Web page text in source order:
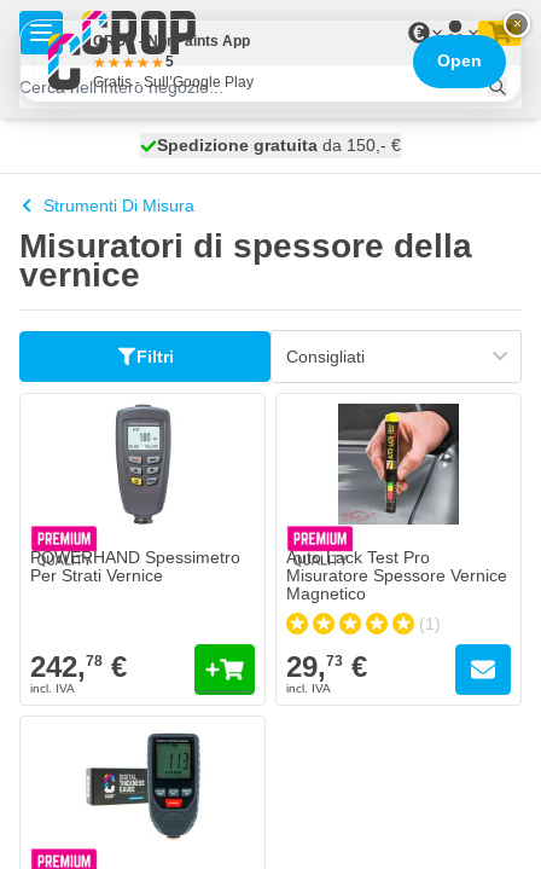
Salta al contenuto
€
spedito domani
Spedizione gratuita da 150,- €
100 giorni
Strumenti Di Misura
Misuratori di spessore della
vernice
Filtri
POWERHAND Spessimetro
Per Strati Vernice
242,78 €
Auto Lack Test Pro
Misuratore Spessore Vernice
Magnetico
(1)
29,73 €
×
CROP - NonPaints App
5
Gratis - Sull’Google Play
Open